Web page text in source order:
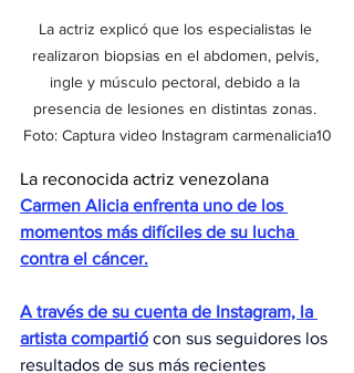
La actriz explicó que los especialistas le
realizaron biopsias en el abdomen, pelvis,
ingle y músculo pectoral, debido a la
presencia de lesiones en distintas zonas.
Foto: Captura video Instagram carmenalicia10
La reconocida actriz venezolana
Carmen Alicia enfrenta uno de los
momentos más difíciles de su lucha
contra el cáncer.
A través de su cuenta de Instagram, la
artista compartió con sus seguidores los
resultados de sus más recientes